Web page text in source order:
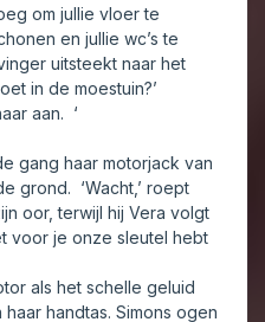
om jullie vloer te
en jullie wc’s te
uitsteekt naar het
in de moestuin?’
aan. ‘
gang haar motorjack van
grond. ‘Wacht,’ roept
oor, terwijl hij Vera volgt
voor je onze sleutel hebt
als het schelle geluid
handtas. Simons ogen